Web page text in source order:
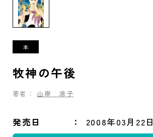
牧神の午後
著者： 山岸 凉子
発売日 2008年03月22日